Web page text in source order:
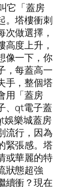
它「蓋房
。塔樓衝刺
做選擇，
度上升，
像一下，你
，每蓋高一
手，整個塔
用「蓋房
、qt電子蓋
娛樂城蓋房
流行，因為
緊張感。塔
或華麗的特
狀態超強
續衝？現在